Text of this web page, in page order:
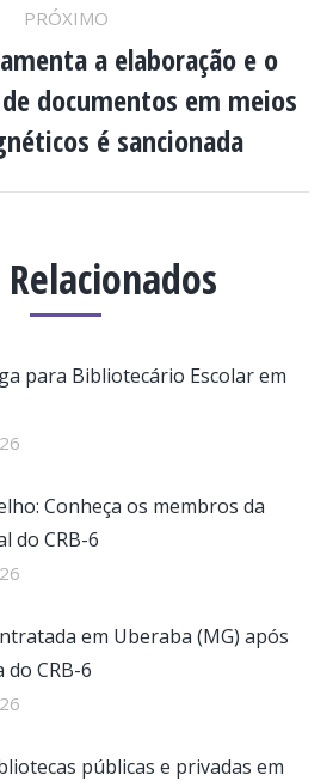
PRÓXIMO
Próximo
post:
a elaboração e o
documentos em meios
é sancionada
para Bibliotecário Escolar em
Conheça os membros da
do CRB-6
em Uberaba (MG) após
CRB-6
públicas e privadas em